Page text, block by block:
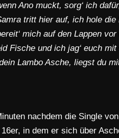
Ano muckt, sorg‘ ich
tritt hier auf, ich hole die
mich auf den Lappen
Fische und ich jag‘ euch
Lambo Asche, liegst du
nachdem die Single
16er, in dem er sich über